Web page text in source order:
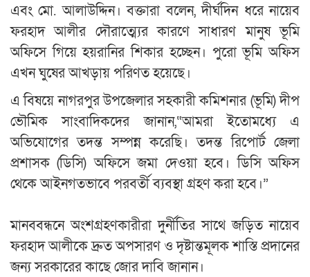
এবং মো. আলাউদ্দিন। বক্তারা বলেন, দীর্ঘদিন ধরে নায়েব
ফরহাদ আলীর দৌরাত্ম্যের কারণে সাধারণ মানুষ ভূমি
অফিসে গিয়ে হয়রানির শিকার হচ্ছেন। পুরো ভূমি অফিস
এখন ঘুষের আখড়ায় পরিণত হয়েছে।
এ বিষয়ে নাগরপুর উপজেলার সহকারী কমিশনার (ভূমি) দীপ
ভৌমিক সাংবাদিকদের জানান,“আমরা ইতোমধ্যে এ
অভিযোগের তদন্ত সম্পন্ন করেছি। তদন্ত রিপোর্ট জেলা
প্রশাসক (ডিসি) অফিসে জমা দেওয়া হবে। ডিসি অফিস
থেকে আইনগতভাবে পরবর্তী ব্যবস্থা গ্রহণ করা হবে।”
মানববন্ধনে অংশগ্রহণকারীরা দুর্নীতির সাথে জড়িত নায়েব
ফরহাদ আলীকে দ্রুত অপসারণ ও দৃষ্টান্তমূলক শাস্তি প্রদানের
জন্য সরকারের কাছে জোর দাবি জানান।